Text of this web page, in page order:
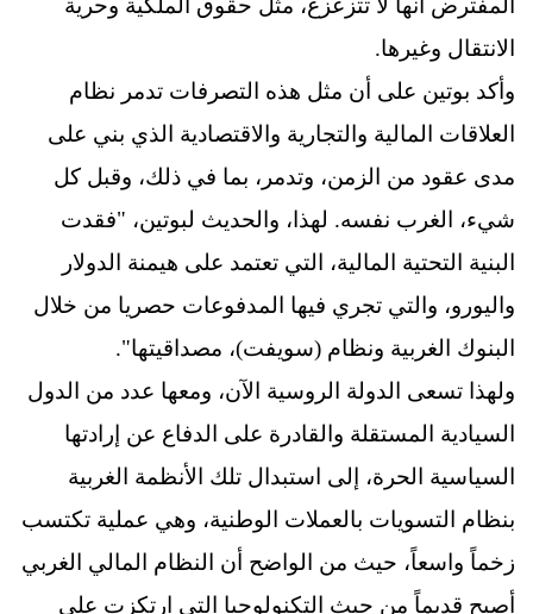
المفترض أنها لا تتزعزع، مثل حقوق الملكية وحرية
الانتقال وغيرها.
وأكد بوتين على أن مثل هذه التصرفات تدمر نظام
العلاقات المالية والتجارية والاقتصادية الذي بني على
مدى عقود من الزمن، وتدمر، بما في ذلك، وقبل كل
شيء، الغرب نفسه. لهذا، والحديث لبوتين، "فقدت
البنية التحتية المالية، التي تعتمد على هيمنة الدولار
واليورو، والتي تجري فيها المدفوعات حصريا من خلال
البنوك الغربية ونظام (سويفت)، مصداقيتها".
ولهذا تسعى الدولة الروسية الآن، ومعها عدد من الدول
السيادية المستقلة والقادرة على الدفاع عن إرادتها
السياسية الحرة، إلى استبدال تلك الأنظمة الغربية
بنظام التسويات بالعملات الوطنية، وهي عملية تكتسب
زخماً واسعاً، حيث من الواضح أن النظام المالي الغربي
أصبح قديماً من حيث التكنولوجيا التي ارتكزت على